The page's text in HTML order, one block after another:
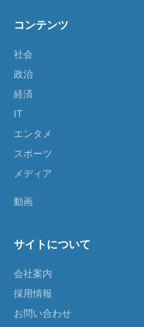
コンテンツ
社会
政治
経済
IT
エンタメ
スポーツ
メディア
動画
サイトについて
会社案内
採用情報
お問い合わせ